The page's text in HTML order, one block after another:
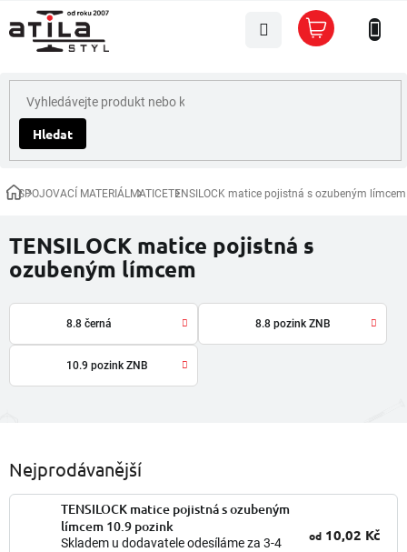
na
obsah
Hledat
Nákupní
košík
DomůSPOJOVACÍ MATERIÁLMATICETENSILOCK matice pojistná s ozubeným límcem
TENSILOCK matice pojistná s
ozubeným límcem
8.8 černá 8.8 pozink ZNB
10.9 pozink ZNB
Nejprodávanější
TENSILOCK matice pojistná s ozubeným
límcem 10.9 pozink
Skladem u dodavatele odesíláme za 3-4
od 10,02 Kč